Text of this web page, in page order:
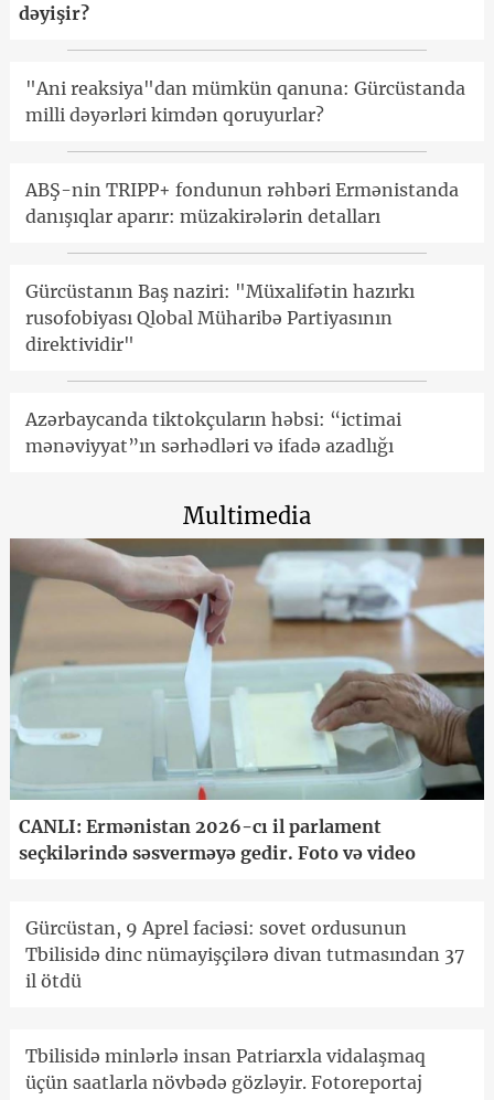
dəyişir?
"Ani reaksiya"dan mümkün qanuna: Gürcüstanda
milli dəyərləri kimdən qoruyurlar?
ABŞ-nin TRIPP+ fondunun rəhbəri Ermənistanda
danışıqlar aparır: müzakirələrin detalları
Gürcüstanın Baş naziri: "Müxalifətin hazırkı
rusofobiyası Qlobal Müharibə Partiyasının
direktividir"
Azərbaycanda tiktokçuların həbsi: “ictimai
mənəviyyat”ın sərhədləri və ifadə azadlığı
Multimedia
CANLI: Ermənistan 2026-cı il parlament
seçkilərində səsverməyə gedir. Foto və video
Gürcüstan, 9 Aprel faciəsi: sovet ordusunun
Tbilisidə dinc nümayişçilərə divan tutmasından 37
il ötdü
Tbilisidə minlərlə insan Patriarxla vidalaşmaq
üçün saatlarla növbədə gözləyir. Fotoreportaj